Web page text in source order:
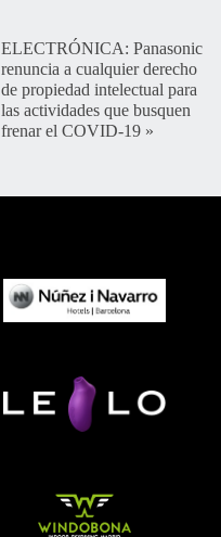
ELECTRÓNICA: Panasonic
renuncia a cualquier derecho
de propiedad intelectual para
las actividades que busquen
frenar el COVID-19 »